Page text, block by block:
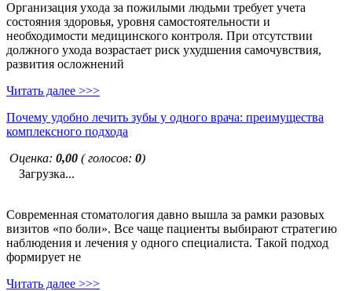
Организация ухода за пожилыми людьми требует учета
состояния здоровья, уровня самостоятельности и
необходимости медицинского контроля. При отсутствии
должного ухода возрастает риск ухудшения самочувствия,
развития осложнений
Читать далее >>>
Почему удобно лечить зубы у одного врача: преимущества
комплексного подхода
Оценка: 0,00 ( голосов: 0)
Загрузка...
Современная стоматология давно вышла за рамки разовых
визитов «по боли». Все чаще пациенты выбирают стратегию
наблюдения и лечения у одного специалиста. Такой подход
формирует не
Читать далее >>>